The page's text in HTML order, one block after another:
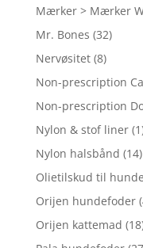
Mærker > Mærker
Mr. Bones (32)
Nervøsitet (8)
Non-prescription
Non-prescription
Nylon & stof liner
Nylon halsbånd (14)
Olietilskud til hunde
Orijen hundefoder
Orijen kattemad